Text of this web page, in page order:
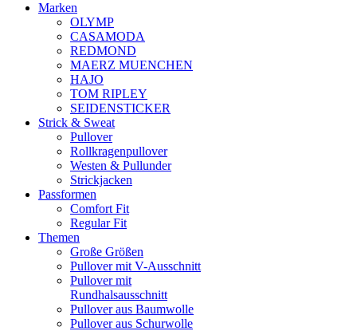
Marken
OLYMP
CASAMODA
REDMOND
MAERZ MUENCHEN
HAJO
TOM RIPLEY
SEIDENSTICKER
Strick & Sweat
Pullover
Rollkragenpullover
Westen & Pullunder
Strickjacken
Passformen
Comfort Fit
Regular Fit
Themen
Große Größen
Pullover mit V-Ausschnitt
Pullover mit
Rundhalsausschnitt
Pullover aus Baumwolle
Pullover aus Schurwolle